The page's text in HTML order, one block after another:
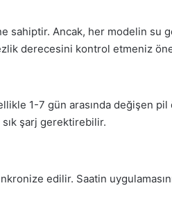
sahiptir. Ancak, her modelin su
derecesini kontrol etmeniz
1-7 gün arasında değişen
sık şarj gerektirebilir.
edilir. Saatin